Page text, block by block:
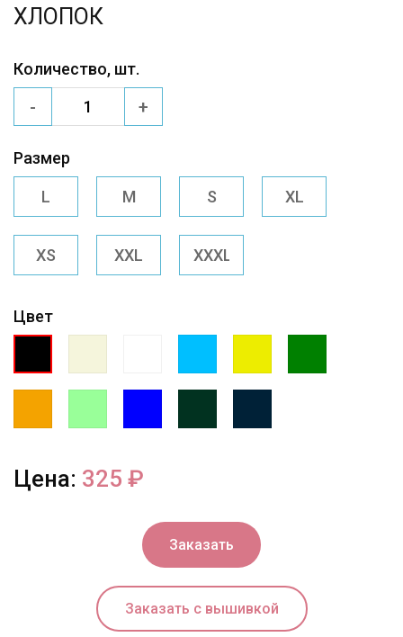
ХЛОПОК
Количество, шт.
- +
Размер
Цвет
Цена: 325 ₽
Заказать
Заказать с вышивкой